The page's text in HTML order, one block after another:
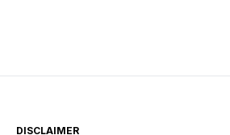
DISCLAIMER